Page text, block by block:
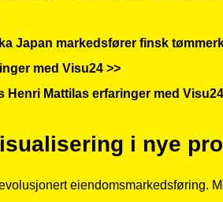
Japan markedsfører finsk
med Visu24 >>
Henri Mattilas erfaringer med
i nye
eiendomsmarkedsføring.